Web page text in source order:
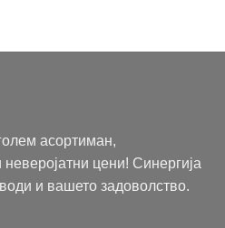
асортиман,
цени! Синергија
и вашето задоволство.